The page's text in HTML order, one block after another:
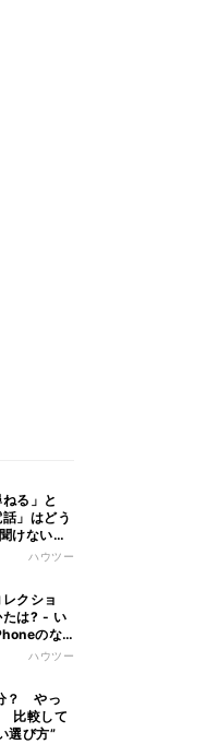
ねる」と
話」はどう
けない
ハウツー
クショ
たは? - い
のな
ハウツー
？ やっ
比較して
選び方”